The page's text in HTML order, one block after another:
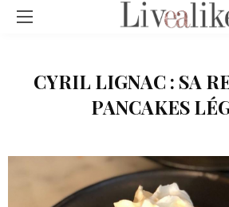
CYRIL LIGNAC : SA
PANCAKES